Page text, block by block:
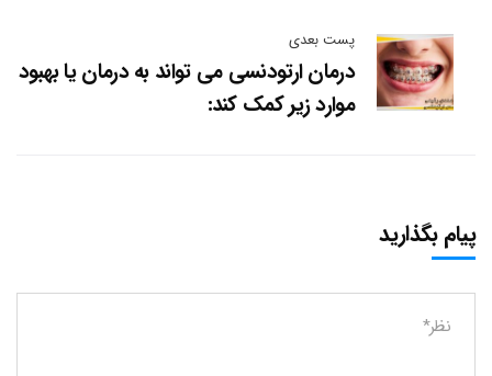
پست بعدی
درمان ارتودنسی می تواند به درمان یا بهبود
موارد زیر کمک کند:
پیام بگذارید